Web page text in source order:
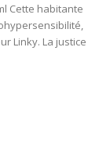
Cette habitante
Linky. La justice